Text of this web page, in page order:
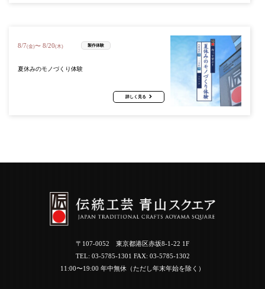
8/7(金)〜 8/20(木) 製作体験
夏休みのモノづくり体験
詳しく見る
〒107-0052 東京都港区赤坂8-1-22 1F
TEL: 03-5785-1301 FAX: 03-5785-1302
11:00〜19:00 年中無休（ただし年末年始を除く）